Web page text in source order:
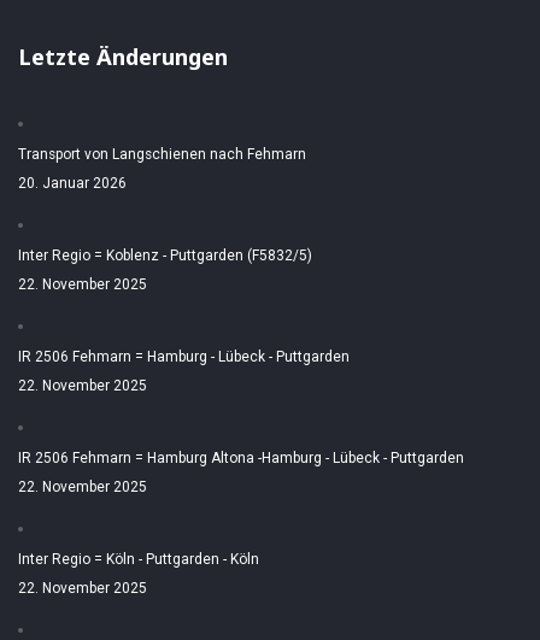
Letzte Änderungen
Transport von Langschienen nach Fehmarn
20. Januar 2026
Inter Regio = Koblenz - Puttgarden (F5832/5)
22. November 2025
IR 2506 Fehmarn = Hamburg - Lübeck - Puttgarden
22. November 2025
IR 2506 Fehmarn = Hamburg Altona -Hamburg - Lübeck - Puttgarden
22. November 2025
Inter Regio = Köln - Puttgarden - Köln
22. November 2025